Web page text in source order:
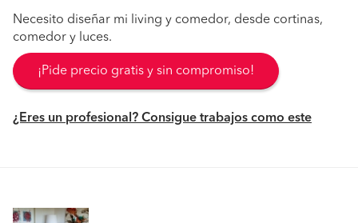
Necesito diseñar mi living y comedor, desde cortinas,
comedor y luces.
¡Pide precio gratis y sin compromiso!
¿Eres un profesional? Consigue trabajos como este